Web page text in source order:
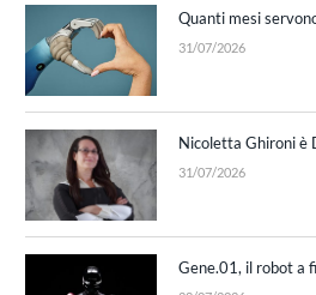
Quanti mesi
31/07/2026
Nicoletta Ghironi è
31/07/2026
Gene.01, il robot a